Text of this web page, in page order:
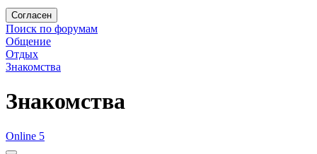
Согласен
Поиск по форумам
Общение
Отдых
Знакомства
Знакомства
Online 5